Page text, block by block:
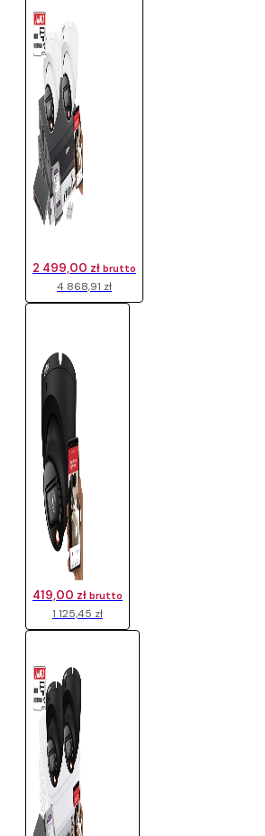
4 868,91 zł
2 499,00 zł brutto
1 125,45 zł
419,00 zł brutto